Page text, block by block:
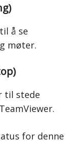
å se
møter.
til stede
for denne